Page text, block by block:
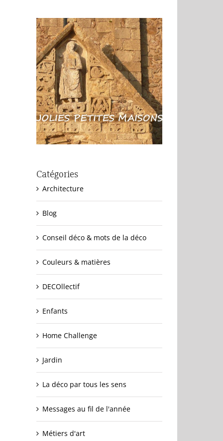
Catégories
Architecture
Blog
Conseil déco & mots de la déco
Couleurs & matières
DECOllectif
Enfants
Home Challenge
Jardin
La déco par tous les sens
Messages au fil de l'année
Métiers d'art